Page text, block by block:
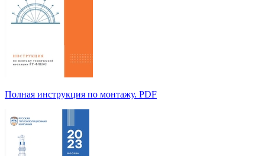
Полная инструкция по монтажу. PDF